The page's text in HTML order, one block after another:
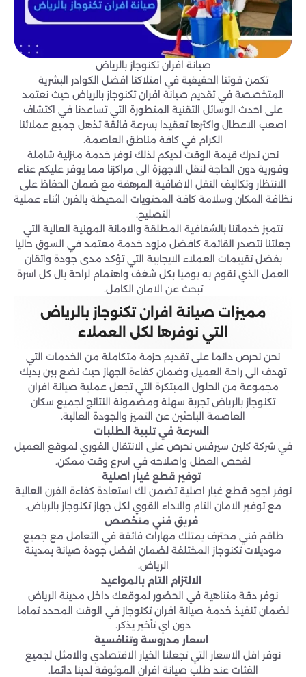
صيانة افران تكنوجاز بالرياض
تكمن قوتنا الحقيقية في امتلاكنا افضل الكوادر البشرية
المتخصصة في تقديم صيانة افران تكنوجاز بالرياض حيث نعتمد
على احدث الوسائل التقنية المتطورة التي تساعدنا في اكتشاف
اصعب الاعطال واكثرها تعقيدا بسرعة فائقة تذهل جميع عملائنا
الكرام في كافة مناطق العاصمة.
نحن ندرك قيمة الوقت لديكم لذلك نوفر خدمة منزلية شاملة
وفورية دون الحاجة لنقل الاجهزة الى مراكزنا مما يوفر عليكم عناء
الانتظار وتكاليف النقل الاضافية المرهقة مع ضمان الحفاظ على
نظافة المكان وسلامة كافة المحتويات المحيطة بالفرن اثناء عملية
التصليح.
تتميز خدماتنا بالشفافية المطلقة والامانة المهنية العالية التي
جعلتنا نتصدر القائمة كافضل مزود خدمة معتمد في السوق حاليا
بفضل تقييمات العملاء الايجابية التي تؤكد مدى جودة واتقان
العمل الذي نقوم به يوميا بكل شغف واهتمام لراحة بال كل اسرة
تبحث عن الامان الكامل.
مميزات صيانة افران تكنوجاز بالرياض
التي نوفرها لكل العملاء
نحن نحرص دائما على تقديم حزمة متكاملة من الخدمات التي
تهدف الى راحة العميل وضمان كفاءة الجهاز حيث نضع بين يديك
مجموعة من الحلول المبتكرة التي تجعل عملية صيانة افران
تكنوجاز بالرياض تجربة سهلة ومضمونة النتائج لجميع سكان
العاصمة الباحثين عن التميز والجودة العالية.
السرعة في تلبية الطلبات
في شركة كلين سيرفس نحرص على الانتقال الفوري لموقع العميل
لفحص العطل واصلاحه في اسرع وقت ممكن.
توفير قطع غيار اصلية
نوفر اجود قطع غيار اصلية تضمن لك استعادة كفاءة الفرن العالية
مع توفير الامان التام والاداء القوي لكل جهاز تكنوجاز بالرياض.
فريق فني متخصص
طاقم فني محترف يمتلك مهارات فائقة في التعامل مع جميع
موديلات تكنوجاز المختلفة لضمان افضل جودة صيانة بمدينة
الرياض.
الالتزام التام بالمواعيد
نوفر دقة متناهية في الحضور لموقعك داخل مدينة الرياض
لضمان تنفيذ خدمة صيانة افران تكنوجاز في الوقت المحدد تماما
دون اي تأخير يذكر.
اسعار مدروسة وتنافسية
نوفر اقل الاسعار التي تجعلنا الخيار الاقتصادي والامثل لجميع
الفئات عند طلب صيانة افران الموثوقة لدينا دائما.